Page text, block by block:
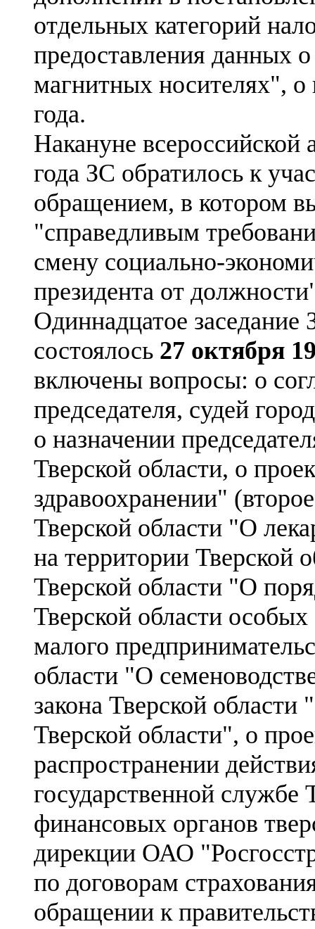
отдельных категорий
предоставления данных
магнитных носителях", о
года.
Накануне всероссийской
года ЗС обратилось к
обращением, в котором
"справедливым
смену социально-
президента от
Одиннадцатое заседание
состоялось 27 октября
включены вопросы: о
председателя, судей
о назначении
Тверской области, о
здравоохранении"
Тверской области "О
на территории Тверской
Тверской области "О
Тверской области
малого
области "О
закона Тверской
Тверской области", о
распространении
государственной службе
финансовых органов
дирекции ОАО
по договорам
обращении к